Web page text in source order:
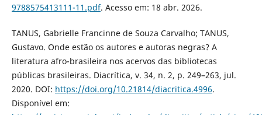
9788575413111-11.pdf. Acesso em: 18 abr. 2026.
TANUS, Gabrielle Francinne de Souza Carvalho; TANUS,
Gustavo. Onde estão os autores e autoras negras? A
literatura afro-brasileira nos acervos das bibliotecas
públicas brasileiras. Diacrítica, v. 34, n. 2, p. 249–263, jul.
2020. DOI: https://doi.org/10.21814/diacritica.4996.
Disponível em: